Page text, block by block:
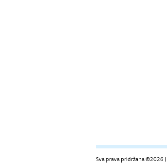
Sva prava pridržana ©2026 |